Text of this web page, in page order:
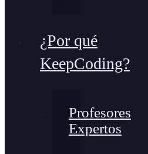
¿Por qué
KeepCoding?
Profesores
Expertos